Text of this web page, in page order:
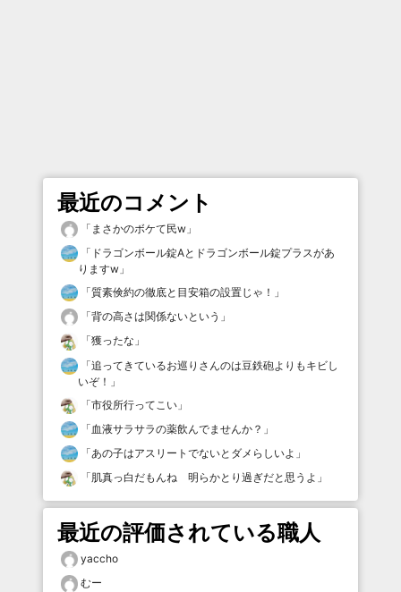
最近のコメント
「 まさかのボケて民w 」
「 ドラゴンボール錠Aとドラゴンボール錠プラスがあ
りますw 」
「質素倹約の徹底と目安箱の設置じゃ！ 」
「背の高さは関係ないという 」
「獲ったな 」
「追ってきているお巡りさんのは豆鉄砲よりもキビし
いぞ！ 」
「市役所行ってこい 」
「血液サラサラの薬飲んでませんか？ 」
「あの子はアスリートでないとダメらしいよ 」
「肌真っ白だもんね 明らかとり過ぎだと思うよ 」
最近の評価されている職人
yaccho
むー